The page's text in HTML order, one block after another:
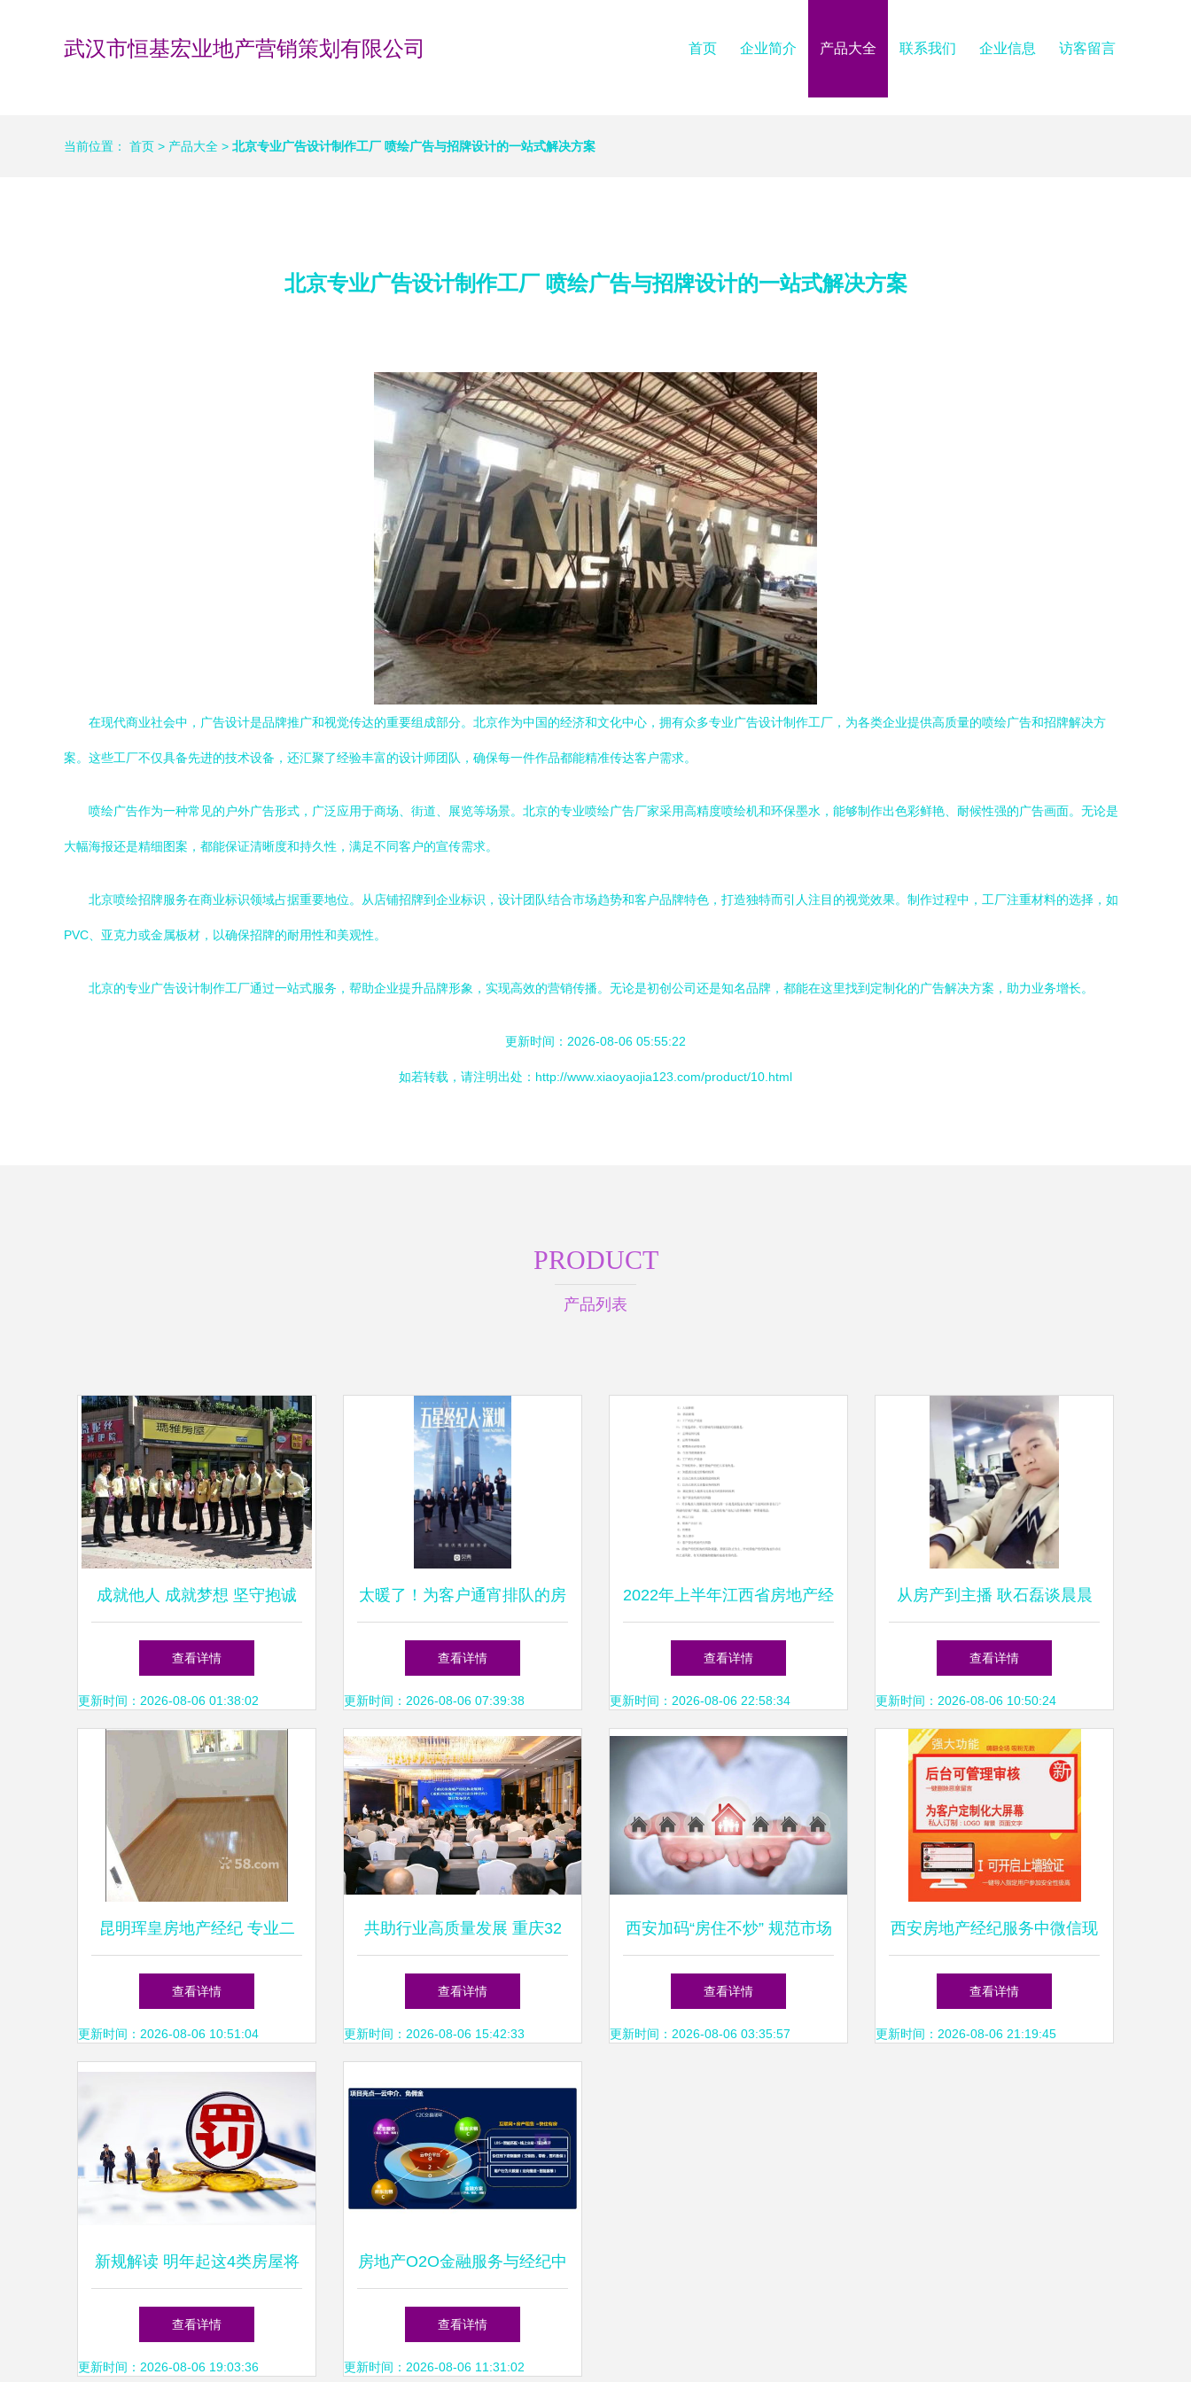
武汉市恒基宏业地产营销策划有限公司 首页 企业简介 产品大全 联系我们 企业信息 访客留言
当前位置： 首页 > 产品大全 > 北京专业广告设计制作工厂 喷绘广告与招牌设计的一站式解决方案
北京专业广告设计制作工厂 喷绘广告与招牌设计的一站式解决方案
在现代商业社会中，广告设计是品牌推广和视觉传达的重要组成部分。北京作为中国的经济和文化中心，拥有众多专业广告设计制作工厂，为各类企业提供高质量的喷绘广告和招牌解决方
案。这些工厂不仅具备先进的技术设备，还汇聚了经验丰富的设计师团队，确保每一件作品都能精准传达客户需求。
喷绘广告作为一种常见的户外广告形式，广泛应用于商场、街道、展览等场景。北京的专业喷绘广告厂家采用高精度喷绘机和环保墨水，能够制作出色彩鲜艳、耐候性强的广告画面。无论是
大幅海报还是精细图案，都能保证清晰度和持久性，满足不同客户的宣传需求。
北京喷绘招牌服务在商业标识领域占据重要地位。从店铺招牌到企业标识，设计团队结合市场趋势和客户品牌特色，打造独特而引人注目的视觉效果。制作过程中，工厂注重材料的选择，如
PVC、亚克力或金属板材，以确保招牌的耐用性和美观性。
北京的专业广告设计制作工厂通过一站式服务，帮助企业提升品牌形象，实现高效的营销传播。无论是初创公司还是知名品牌，都能在这里找到定制化的广告解决方案，助力业务增长。
更新时间：2026-08-06 05:55:22
如若转载，请注明出处：http://www.xiaoyaojia123.com/product/10.html
PRODUCT
产品列表
成就他人 成就梦想 坚守抱诚
守真，让房屋交易更安全
查看详情
更新时间：2026-08-06 01:38:02
太暖了！为客户通宵排队的房
产经纪人，你见过吗？
查看详情
更新时间：2026-08-06 07:39:38
2022年上半年江西省房地产经
纪人燃气供应系统及设备考试
试题解析与房地产经纪服务知
识融合
查看详情
更新时间：2026-08-06 22:58:34
从房产到主播 耿石磊谈晨晨
传媒如何做艺人真正的朋友，
并肩前行
查看详情
更新时间：2026-08-06 10:50:24
昆明珲皇房地产经纪 专业二
手房服务，助您安家春城
查看详情
更新时间：2026-08-06 10:51:04
共助行业高质量发展 重庆32
家房地产经纪机构签署自律公
约
查看详情
更新时间：2026-08-06 15:42:33
西安加码“房住不炒” 规范市场
秩序，强化经纪服务监管
查看详情
更新时间：2026-08-06 03:35:57
西安房地产经纪服务中微信现
场红包雨活动的成本与效果分
析
查看详情
更新时间：2026-08-06 21:19:45
新规解读 明年起这4类房屋将
被禁止出租，房东与租客需注
意
查看详情
更新时间：2026-08-06 19:03:36
房地产O2O金融服务与经纪中
介一体化商业计划书
查看详情
更新时间：2026-08-06 11:31:02